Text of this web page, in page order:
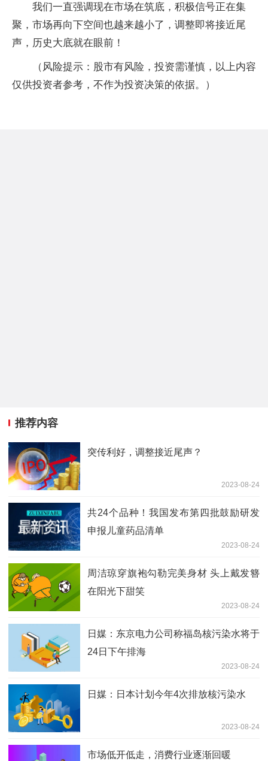
我们一直强调现在市场在筑底，积极信号正在集
聚，市场再向下空间也越来越小了，调整即将接近尾
声，历史大底就在眼前！
（风险提示：股市有风险，投资需谨慎，以上内容
仅供投资者参考，不作为投资决策的依据。）
推荐内容
突传利好，调整接近尾声？
2023-08-24
共24个品种！我国发布第四批鼓励研发
申报儿童药品清单
2023-08-24
周洁琼穿旗袍勾勒完美身材 头上戴发簪
在阳光下甜笑
2023-08-24
日媒：东京电力公司称福岛核污染水将于
24日下午排海
2023-08-24
日媒：日本计划今年4次排放核污染水
2023-08-24
市场低开低走，消费行业逐渐回暖